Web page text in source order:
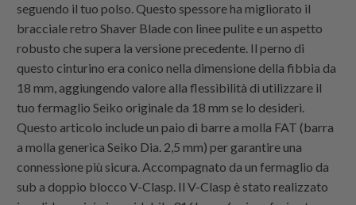
seguendo il tuo polso. Questo spessore ha migliorato il
bracciale retro Shaver Blade con linee pulite e un aspetto
robusto che supera la versione precedente. Il perno di
questo cinturino era conico nella dimensione della fibbia da
18 mm, aggiungendo valore alla flessibilità di utilizzare il
tuo fermaglio Seiko originale da 18 mm se lo desideri.
Questo articolo include un paio di barre a molla FAT (barra
a molla generica Seiko Dia. 2,5 mm) per garantire una
connessione più sicura. Accompagnato da un fermaglio da
sub a doppio blocco V-Clasp. Il V-Clasp è stato realizzato